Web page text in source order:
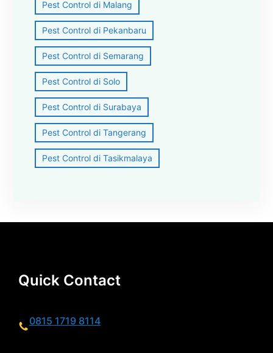
Pest Control di Malang
Pest Control di Pekanbaru
Pest Control di Semarang
Pest Control di Solo
Pest Control di Surabaya
Pest Control di Tangerang
Pest Control di Tasikmalaya
Quick Contact
0815 1719 8114